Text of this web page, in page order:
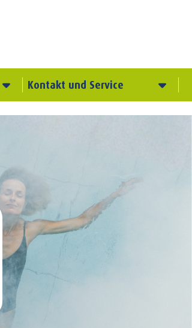
Kontakt und Service